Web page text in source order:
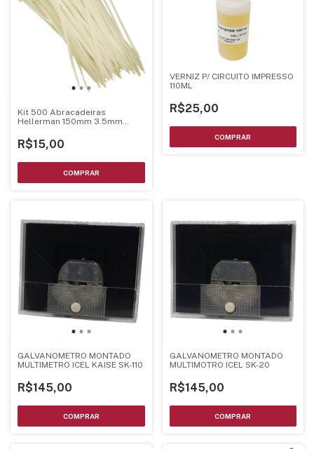
Kit 500 Abracadeiras
Hellerman 150mm 3.5mm
R$15,00
VERNIZ P/ CIRCUITO IMPRESSO
110ML
R$25,00
GALVANOMETRO MONTADO
MULTIMETRO ICEL KAISE SK-110
R$145,00
GALVANOMETRO MONTADO
MULTIMOTRO ICEL SK-20
R$145,00